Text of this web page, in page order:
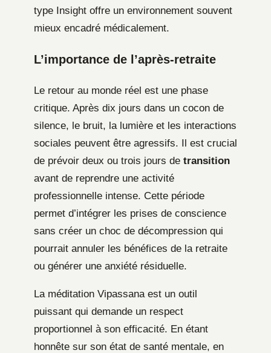
type Insight offre un environnement souvent
mieux encadré médicalement.
L’importance de l’après-retraite
Le retour au monde réel est une phase
critique. Après dix jours dans un cocon de
silence, le bruit, la lumière et les interactions
sociales peuvent être agressifs. Il est crucial
de prévoir deux ou trois jours de transition
avant de reprendre une activité
professionnelle intense. Cette période
permet d’intégrer les prises de conscience
sans créer un choc de décompression qui
pourrait annuler les bénéfices de la retraite
ou générer une anxiété résiduelle.
La méditation Vipassana est un outil
puissant qui demande un respect
proportionnel à son efficacité. En étant
honnête sur son état de santé mentale, en